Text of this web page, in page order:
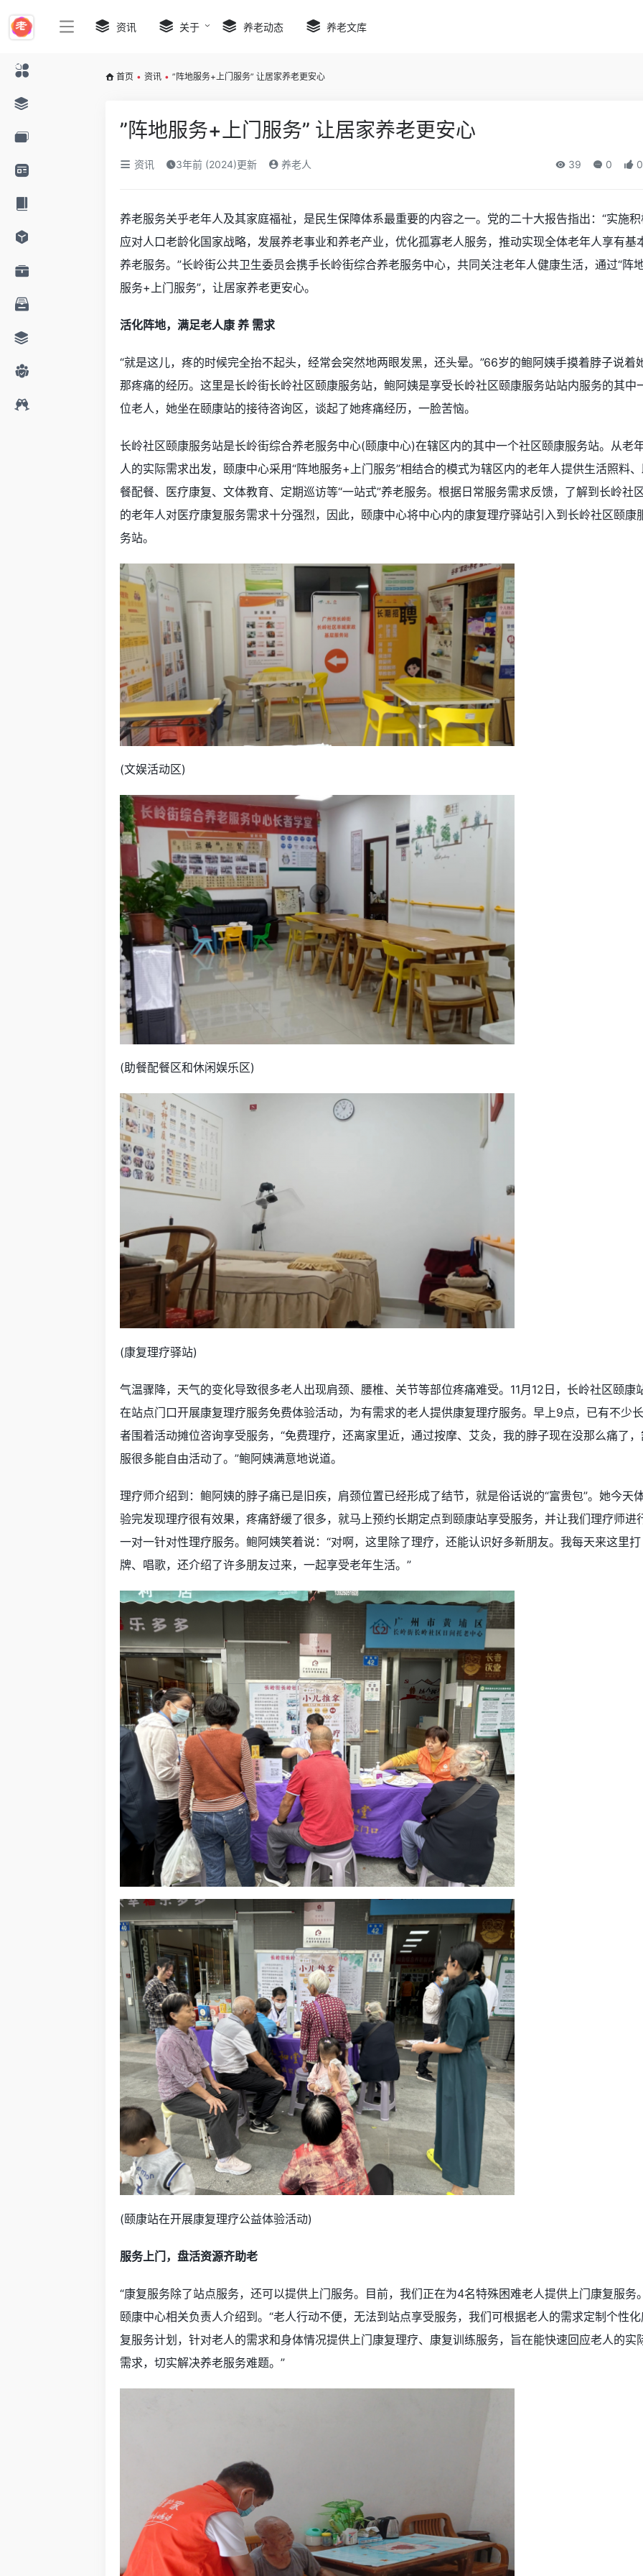
资讯 关于 养老动态 养老文库
首页 • 资讯 • ”阵地服务+上门服务” 让居家养老更安心
”阵地服务+上门服务” 让居家养老更安心
资讯 3年前 (2024)更新 养老人 39 0 0
养老服务关乎老年人及其家庭福祉，是民生保障体系最重要的内容之一。党的二十大报告指出：“实施积
应对人口老龄化国家战略，发展养老事业和养老产业，优化孤寡老人服务，推动实现全体老年人享有基
养老服务。”长岭街公共卫生委员会携手长岭街综合养老服务中心，共同关注老年人健康生活，通过“阵
服务+上门服务”，让居家养老更安心。
活化阵地，满足老人康 养 需求
“就是这儿，疼的时候完全抬不起头，经常会突然地两眼发黑，还头晕。”66岁的鲍阿姨手摸着脖子说着
那疼痛的经历。这里是长岭街长岭社区颐康服务站，鲍阿姨是享受长岭社区颐康服务站站内服务的其中
位老人，她坐在颐康站的接待咨询区，谈起了她疼痛经历，一脸苦恼。
长岭社区颐康服务站是长岭街综合养老服务中心(颐康中心)在辖区内的其中一个社区颐康服务站。从老
人的实际需求出发，颐康中心采用“阵地服务+上门服务”相结合的模式为辖区内的老年人提供生活照料
餐配餐、医疗康复、文体教育、定期巡访等“一站式”养老服务。根据日常服务需求反馈，了解到长岭社
的老年人对医疗康复服务需求十分强烈，因此，颐康中心将中心内的康复理疗驿站引入到长岭社区颐康
务站。
(文娱活动区)
(助餐配餐区和休闲娱乐区)
(康复理疗驿站)
气温骤降，天气的变化导致很多老人出现肩颈、腰椎、关节等部位疼痛难受。11月12日，长岭社区颐康
在站点门口开展康复理疗服务免费体验活动，为有需求的老人提供康复理疗服务。早上9点，已有不少长
者围着活动摊位咨询享受服务，“免费理疗，还离家里近，通过按摩、艾灸，我的脖子现在没那么痛了
服很多能自由活动了。”鲍阿姨满意地说道。
理疗师介绍到：鲍阿姨的脖子痛已是旧疾，肩颈位置已经形成了结节，就是俗话说的“富贵包”。她今天
验完发现理疗很有效果，疼痛舒缓了很多，就马上预约长期定点到颐康站享受服务，并让我们理疗师进
一对一针对性理疗服务。鲍阿姨笑着说：“对啊，这里除了理疗，还能认识好多新朋友。我每天来这里打
牌、唱歌，还介绍了许多朋友过来，一起享受老年生活。”
(颐康站在开展康复理疗公益体验活动)
服务上门，盘活资源齐助老
“康复服务除了站点服务，还可以提供上门服务。目前，我们正在为4名特殊困难老人提供上门康复服务
颐康中心相关负责人介绍到。“老人行动不便，无法到站点享受服务，我们可根据老人的需求定制个性
复服务计划，针对老人的需求和身体情况提供上门康复理疗、康复训练服务，旨在能快速回应老人的实
需求，切实解决养老服务难题。”